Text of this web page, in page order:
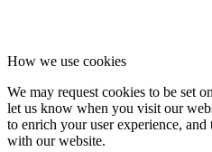
How we use cookies
We may request cookies to be set
let us know when you visit our
to enrich your user experience,
with our website.